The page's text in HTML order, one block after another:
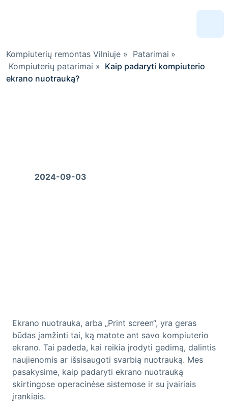
Kompiuterių remontas Vilniuje » Patarimai »
Kompiuterių patarimai » Kaip padaryti kompiuterio
ekrano nuotrauką?
2024-09-03
Ekrano nuotrauka, arba „Print screen“, yra geras
būdas įamžinti tai, ką matote ant savo kompiuterio
ekrano. Tai padeda, kai reikia įrodyti gedimą, dalintis
naujienomis ar išsisaugoti svarbią nuotrauką. Mes
pasakysime, kaip padaryti ekrano nuotrauką
skirtingose operacinėse sistemose ir su įvairiais
įrankiais.